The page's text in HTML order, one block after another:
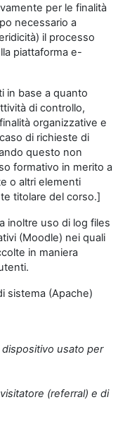
per le finalità
necessario a
il processo
piattaforma e-
in base a quanto
di controllo,
organizzative e
di richieste di
questo non
formativo in merito a
o altri elementi
titolare del corso.]
inoltre uso di log files
(Moodle) nei quali
in maniera
sistema (Apache)
usato per
(referral) e di